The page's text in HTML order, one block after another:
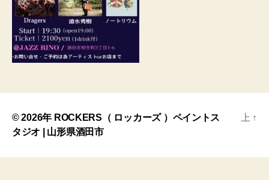
© 2026年 ROCKERS（ ロッカーズ ）ペイントス
タジオ | 山形県酒田市
上 ↑